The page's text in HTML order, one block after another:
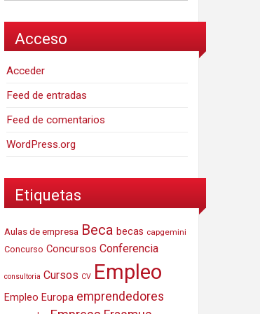
Acceso
Acceder
Feed de entradas
Feed de comentarios
WordPress.org
Etiquetas
Aulas de empresa Beca becas capgemini
Concurso Concursos Conferencia
consultoria Cursos CV Empleo
Empleo Europa emprendedores